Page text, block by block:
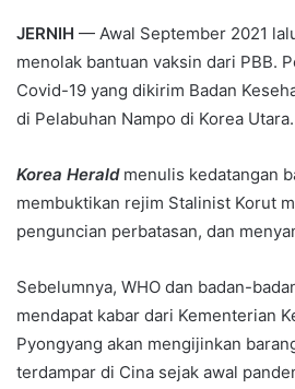
JERNIH — Awal September 2021
menolak bantuan vaksin dari PBB.
Covid-19 yang dikirim Badan
di Pelabuhan Nampo di Korea Utara.
Korea Heraldmenulis kedatangan
membuktikan rejim Stalinist Korut
penguncian perbatasan, dan
Sebelumnya, WHO dan badan-
mendapat kabar dari Kementerian
Pyongyang akan mengijinkan
terdampar di Cina sejak awal